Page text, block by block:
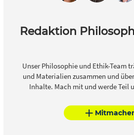
Redaktion
Unser Philosophie und Ethik-Team
und Materialien zusammen und
Inhalte. Mach mit und werde Teil